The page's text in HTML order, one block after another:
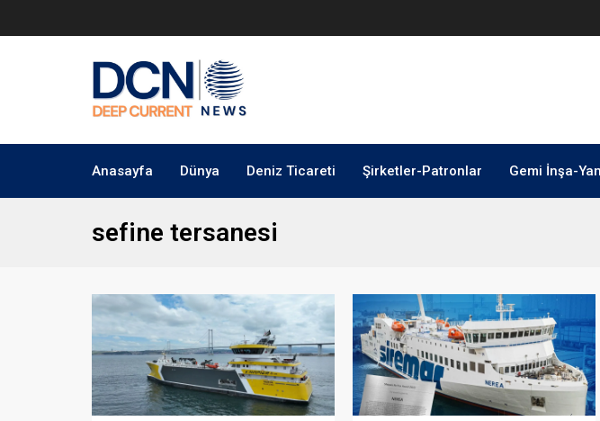
Anasayfa Dünya Deniz Ticareti Şirketler-Patronlar Gemi İnşa-
sefine tersanesi